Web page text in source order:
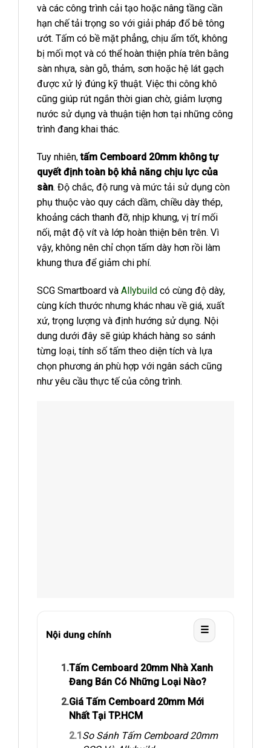
và các công trình cải tạo hoặc nâng tầng cần
hạn chế tải trọng so với giải pháp đổ bê tông
ướt. Tấm có bề mặt phẳng, chịu ẩm tốt, không
bị mối mọt và có thể hoàn thiện phía trên bằng
sàn nhựa, sàn gỗ, thảm, sơn hoặc hệ lát gạch
được xử lý đúng kỹ thuật. Việc thi công khô
cũng giúp rút ngắn thời gian chờ, giảm lượng
nước sử dụng và thuận tiện hơn tại những công
trình đang khai thác.
Tuy nhiên,tấm Cemboard 20mm không tự
quyết định toàn bộ khả năng chịu lực của
sàn. Độ chắc, độ rung và mức tải sử dụng còn
phụ thuộc vào quy cách dầm, chiều dày thép,
khoảng cách thanh đỡ, nhịp khung, vị trí mối
nối, mật độ vít và lớp hoàn thiện bên trên. Vì
vậy, không nên chỉ chọn tấm dày hơn rồi làm
khung thưa để giảm chi phí.
SCG Smartboard và Allybuild có cùng độ dày,
cùng kích thước nhưng khác nhau về giá, xuất
xứ, trọng lượng và định hướng sử dụng. Nội
dung dưới đây sẽ giúp khách hàng so sánh
từng loại, tính số tấm theo diện tích và lựa
chọn phương án phù hợp với ngân sách cũng
như yêu cầu thực tế của công trình.
Nội dung chính ☰
1.Tấm Cemboard 20mm Nhà Xanh
Đang Bán Có Những Loại Nào?
2.Giá Tấm Cemboard 20mm Mới
Nhất Tại TP.HCM
2.1So Sánh Tấm Cemboard 20mm